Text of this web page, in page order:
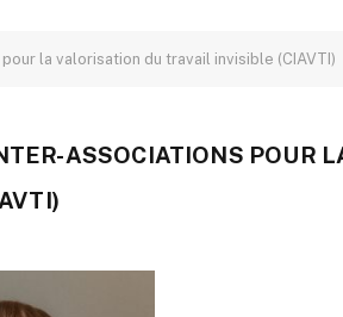
la valorisation du travail invisible (CIAVTI)
ASSOCIATIONS POUR